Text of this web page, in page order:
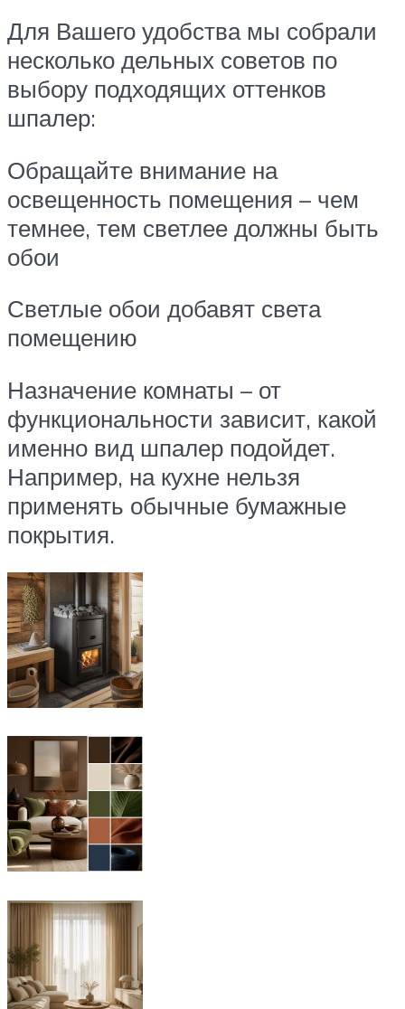
Для Вашего удобства мы собрали
несколько дельных советов по
выбору подходящих оттенков
шпалер:
Обращайте внимание на
освещенность помещения – чем
темнее, тем светлее должны быть
обои
Светлые обои добавят света
помещению
Назначение комнаты – от
функциональности зависит, какой
именно вид шпалер подойдет.
Например, на кухне нельзя
применять обычные бумажные
покрытия.